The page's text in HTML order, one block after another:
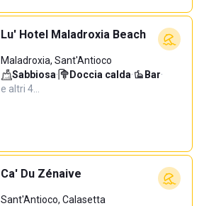
Lu' Hotel Maladroxia Beach
Maladroxia, Sant'Antioco
Sabbiosa· Doccia calda· Bar·
e altri 4…
Ca' Du Zénaive
Sant'Antioco, Calasetta